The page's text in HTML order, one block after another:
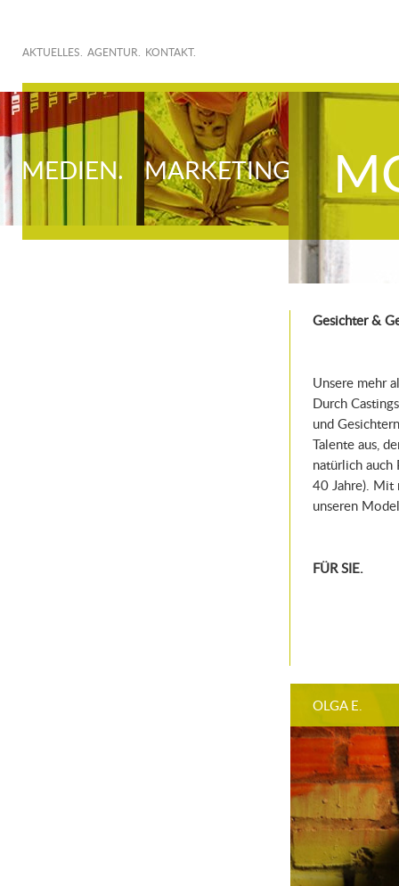
AKTUELLES. AGENTUR. KONTAKT.
MEDIEN. MARKETING.
Gesichter &
Unsere mehr
Durch
und
Talente aus,
natürlich auch
40 Jahre). Mit
unseren
FÜR SIE.
OLGA E.